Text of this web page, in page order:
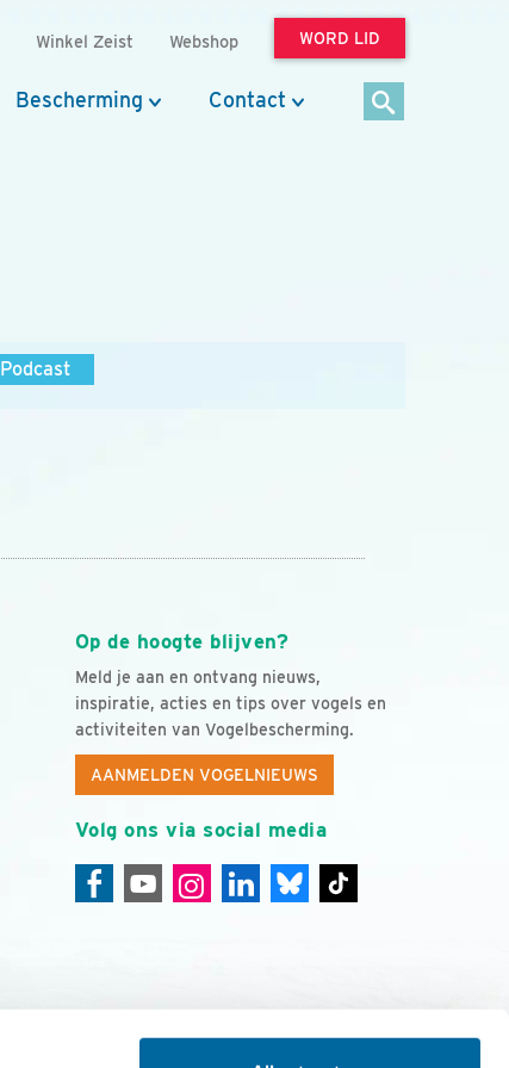
Winkel Zeist Webshop WORD LID
Bescherming Contact
Podcast
Op de hoogte blijven?
Meld je aan en ontvang nieuws,
inspiratie, acties en tips over vogels en
activiteiten van Vogelbescherming.
AANMELDEN VOGELNIEUWS
Volg ons via social media